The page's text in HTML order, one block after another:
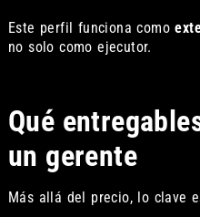
Este perfil funciona como
no solo como ejecutor.
Qué
un gerente
Más allá del precio, lo clave